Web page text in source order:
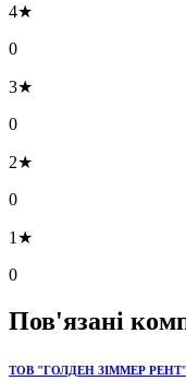
4★
0
3★
0
2★
0
1★
0
Пов'язані
ТОВ "ГОЛДЕН ЗІММЕР РЕНТ"